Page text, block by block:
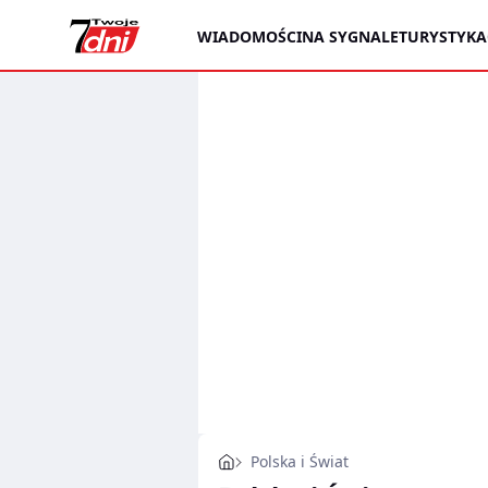
WIADOMOŚCINA SYGNALETURYSTYKA
Polska i Świat